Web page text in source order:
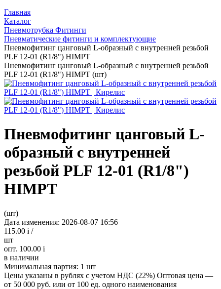
Главная
Каталог
Пневмотрубка Фитинги
Пневматические фитинги и комплектующие
Пневмофитинг цанговый L-образный с внутренней резьбой
PLF 12-01 (R1/8") HIMPT
Пневмофитинг цанговый L-образный с внутренней резьбой
PLF 12-01 (R1/8") HIMPT (шт)
Пневмофитинг цанговый L-
образный с внутренней
резьбой PLF 12-01 (R1/8")
HIMPT
(шт)
Дата изменения: 2026-08-07 16:56
115.00 i /
шт
опт. 100.00 i
в наличии
Минимальная партия: 1 шт
Цены указаны в рублях с учетом НДС (22%) Оптовая цена —
от 50 000 руб. или от 100 ед. одного наименования